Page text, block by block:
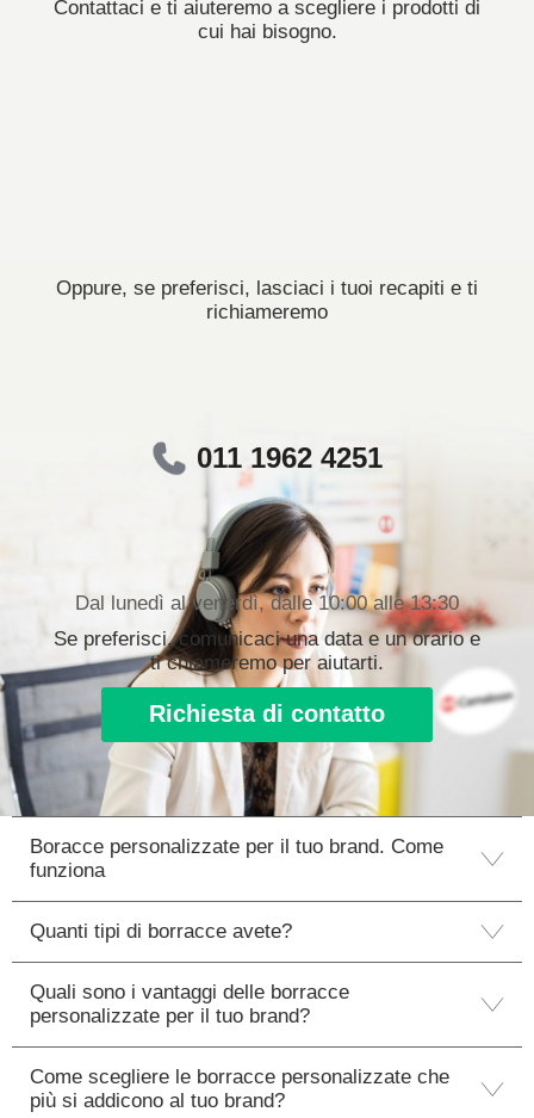
Contattaci e ti aiuteremo a scegliere i prodotti di
cui hai bisogno.
Oppure, se preferisci, lasciaci i tuoi recapiti e ti
richiameremo
011 1962 4251
Dal lunedì al venerdì, dalle 10:00 alle 13:30
Se preferisci, comunicaci una data e un orario e
ti chiameremo per aiutarti.
Richiesta di contatto
Boracce personalizzate per il tuo brand. Come
funziona
Quanti tipi di borracce avete?
Quali sono i vantaggi delle borracce
personalizzate per il tuo brand?
Come scegliere le borracce personalizzate che
più si addicono al tuo brand?